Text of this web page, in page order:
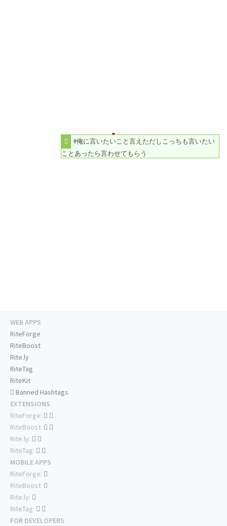
#俺に言いたいこと言えただしこっちも言いたい
ことあったら言わせてもらう
WEB APPS
RiteForge
RiteBoost
Rite.ly
RiteTag
RiteKit
Banned Hashtags
EXTENSIONS
RiteForge:
RiteBoost:
Rite.ly:
RiteTag:
MOBILE APPS
RiteForge:
RiteBoost:
Rite.ly:
RiteTag:
FOR DEVELOPERS